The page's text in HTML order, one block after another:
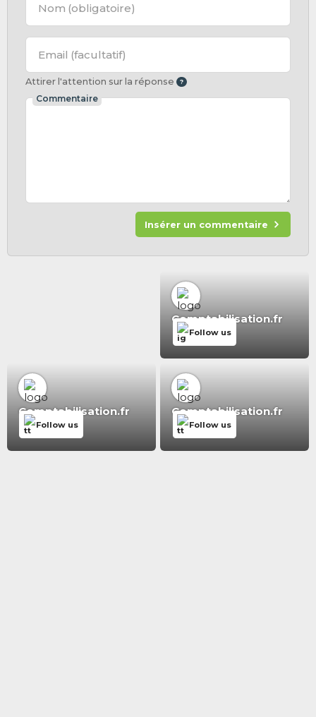
Nom (obligatoire)
Email (facultatif)
Attirer l'attention sur la réponse
Commentaire
Insérer un commentaire
Comptabilisation.fr
Follow us
Comptabilisation.fr
Follow us
Comptabilisation.fr
Follow us